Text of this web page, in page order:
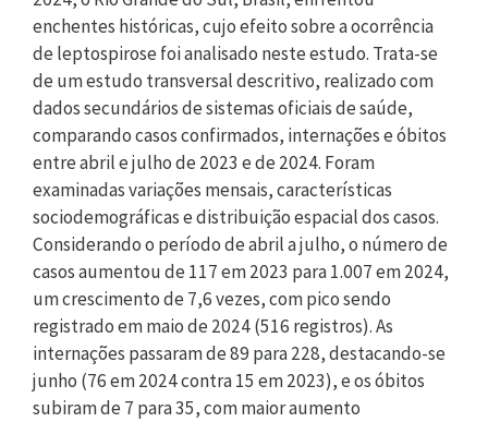
enchentes históricas, cujo efeito sobre a ocorrência
de leptospirose foi analisado neste estudo. Trata-se
de um estudo transversal descritivo, realizado com
dados secundários de sistemas oficiais de saúde,
comparando casos confirmados, internações e óbitos
entre abril e julho de 2023 e de 2024. Foram
examinadas variações mensais, características
sociodemográficas e distribuição espacial dos casos.
Considerando o período de abril a julho, o número de
casos aumentou de 117 em 2023 para 1.007 em 2024,
um crescimento de 7,6 vezes, com pico sendo
registrado em maio de 2024 (516 registros). As
internações passaram de 89 para 228, destacando-se
junho (76 em 2024 contra 15 em 2023), e os óbitos
subiram de 7 para 35, com maior aumento